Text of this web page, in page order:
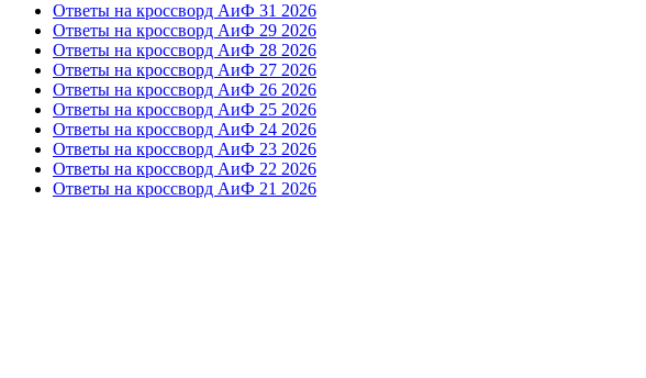
Ответы на кроссворд АиФ 31 2026
Ответы на кроссворд АиФ 29 2026
Ответы на кроссворд АиФ 28 2026
Ответы на кроссворд АиФ 27 2026
Ответы на кроссворд АиФ 26 2026
Ответы на кроссворд АиФ 25 2026
Ответы на кроссворд АиФ 24 2026
Ответы на кроссворд АиФ 23 2026
Ответы на кроссворд АиФ 22 2026
Ответы на кроссворд АиФ 21 2026